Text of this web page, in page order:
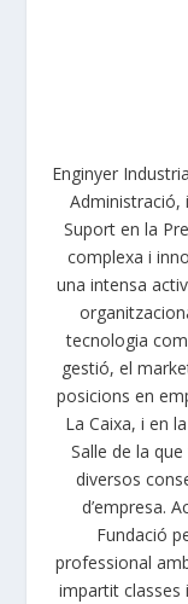
Enginyer
Administració,
Suport en la
complexa i
una intensa
tecnologia
gestió, el
posicions en
La Caixa, i en
Salle de la
diversos
d’empresa.
Fundació
professional
impartit classes